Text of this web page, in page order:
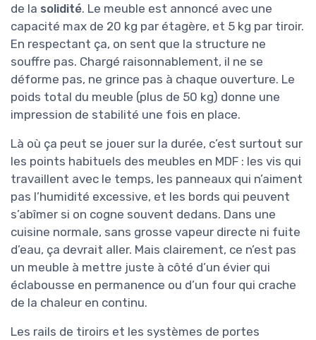
de la solidité. Le meuble est annoncé avec une
capacité max de 20 kg par étagère, et 5 kg par tiroir.
En respectant ça, on sent que la structure ne
souffre pas. Chargé raisonnablement, il ne se
déforme pas, ne grince pas à chaque ouverture. Le
poids total du meuble (plus de 50 kg) donne une
impression de stabilité une fois en place.
Là où ça peut se jouer sur la durée, c’est surtout sur
les points habituels des meubles en MDF : les vis qui
travaillent avec le temps, les panneaux qui n’aiment
pas l’humidité excessive, et les bords qui peuvent
s’abîmer si on cogne souvent dedans. Dans une
cuisine normale, sans grosse vapeur directe ni fuite
d’eau, ça devrait aller. Mais clairement, ce n’est pas
un meuble à mettre juste à côté d’un évier qui
éclabousse en permanence ou d’un four qui crache
de la chaleur en continu.
Les rails de tiroirs et les systèmes de portes